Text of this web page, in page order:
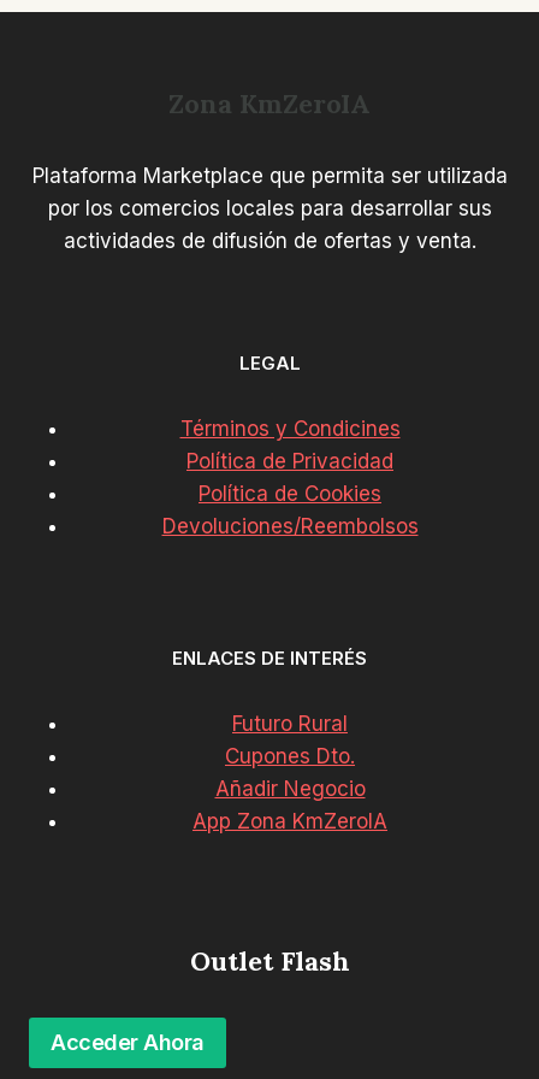
Zona KmZeroIA
Plataforma Marketplace que permita ser utilizada
por los comercios locales para desarrollar sus
actividades de difusión de ofertas y venta.
LEGAL
Términos y Condicines
Política de Privacidad
Política de Cookies
Devoluciones/Reembolsos
ENLACES DE INTERÉS
Futuro Rural
Cupones Dto.
Añadir Negocio
App Zona KmZeroIA
Outlet Flash
Acceder Ahora